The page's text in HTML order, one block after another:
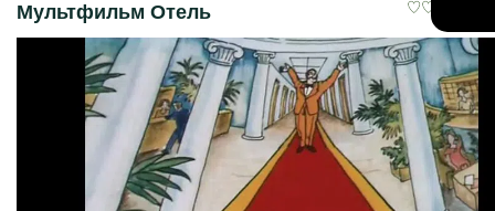
Мультфильм Отель